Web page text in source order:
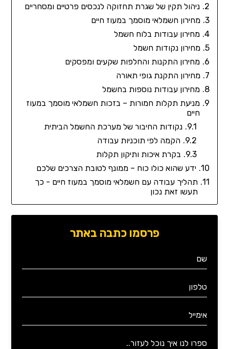
ניהול תקין של שגרת תחזוקה לנכסים פרטיים ומסחריים
מחירון חשמלאי מוסמך במעוז חיים
מחירון עבודות בלוח חשמל
מחירון נקודות חשמל
מחירון התקנות והחלפות שקעים ומפסקים
מחירון התקנת גופי תאורה
מחירון עבודות נוספות בחשמל
מניעת תקלות חמורות – בזכות חשמלאי מוסמך במעוז
חיים
נקודות החיבור של מערכת החשמל הביתית
הקמה לפי תוכניות עבודה
בקרת איכות ותיקון תקלות
ידע שהוא כולו כוח – ממונף לטובת הצרכים שלכם
תהליך עבודה עם חשמלאי מוסמך במעוז חיים - כך
תעשו זאת נכון
פרסמו כתבה באתר